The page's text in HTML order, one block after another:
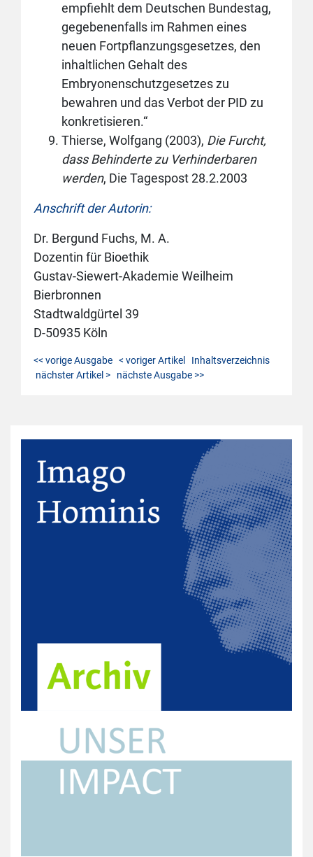
empfiehlt dem Deutschen Bundestag,
gegebenenfalls im Rahmen eines
neuen Fortpflanzungsgesetzes, den
inhaltlichen Gehalt des
Embryonenschutzgesetzes zu
bewahren und das Verbot der PID zu
konkretisieren.“
Thierse, Wolfgang (2003), Die Furcht,
dass Behinderte zu Verhinderbaren
werden, Die Tagespost 28.2.2003
Anschrift der Autorin:
Dr. Bergund Fuchs, M. A.
Dozentin für Bioethik
Gustav-Siewert-Akademie Weilheim
Bierbronnen
Stadtwaldgürtel 39
D-50935 Köln
<< vorige Ausgabe < voriger Artikel
Inhaltsverzeichnis
nächster Artikel >
nächste Ausgabe >>